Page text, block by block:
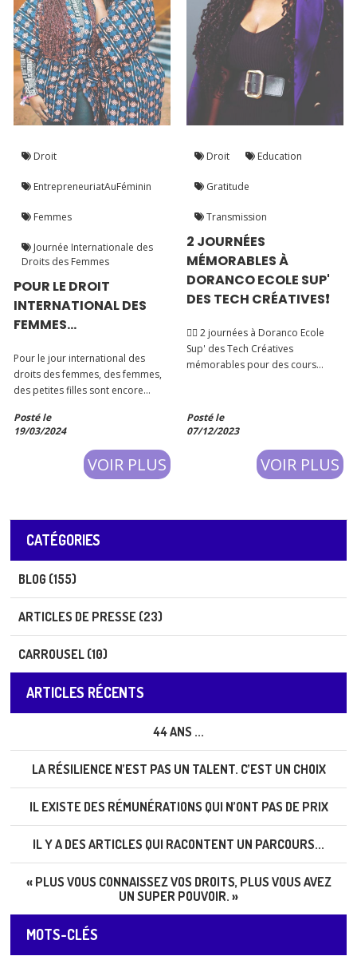
POUR LE DROIT
INTERNATIONAL DES
FEMMES...
Pour le jour international des
droits des femmes, des femmes,
des petites filles sont encore
assassinées, sont encore violées,
frappées, torturées, kidnappées,
réduites à l’état d’esclavage,
Posté le
19/03/2024
VOIR PLUS
Droit
EntrepreneuriatAuFéminin
Femmes
Journée Internationale des
Droits des Femmes
2 JOURNÉES
MÉMORABLES À
DORANCO ECOLE SUP'
DES TECH CRÉATIVES❗️
👉🏽 2 journées à Doranco Ecole
Sup' des Tech Créatives
mémorables pour des cours
Posté le
07/12/2023
VOIR PLUS
Droit Education
Gratitude
Transmission
CATÉGORIES
BLOG (155)
ARTICLES DE PRESSE (23)
CARROUSEL (10)
ARTICLES RÉCENTS
44 ANS ...
LA RÉSILIENCE N’EST PAS UN TALENT. C’EST UN CHOIX
IL EXISTE DES RÉMUNÉRATIONS QUI N’ONT PAS DE PRIX
IL Y A DES ARTICLES QUI RACONTENT UN PARCOURS...
« PLUS VOUS CONNAISSEZ VOS DROITS, PLUS VOUS AVEZ
UN SUPER POUVOIR. »
MOTS-CLÉS